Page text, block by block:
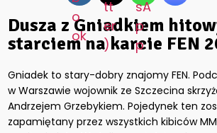
Dusza z Gniadkiem
starciem na karcie FEN
Gniadek to stary-dobry znajomy FEN.
w Warszawie wojownik ze Szczecina
Andrzejem Grzebykiem. Pojedynek ten
zapamiętany przez wszystkich kibiców